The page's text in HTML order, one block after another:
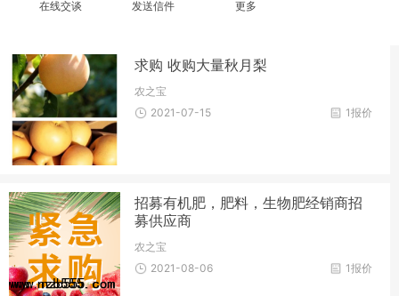
在线交谈 发送信件 更多
求购 收购大量秋月梨
农之宝
1报价
2021-07-15
招募有机肥，肥料，生物肥经销商招
募供应商
农之宝
1报价
2021-08-06